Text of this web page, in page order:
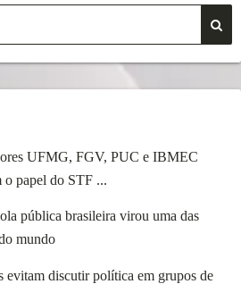
UFMG, FGV, PUC e IBMEC
o papel do STF ...
pública brasileira virou uma das
mundo
evitam discutir política em grupos de